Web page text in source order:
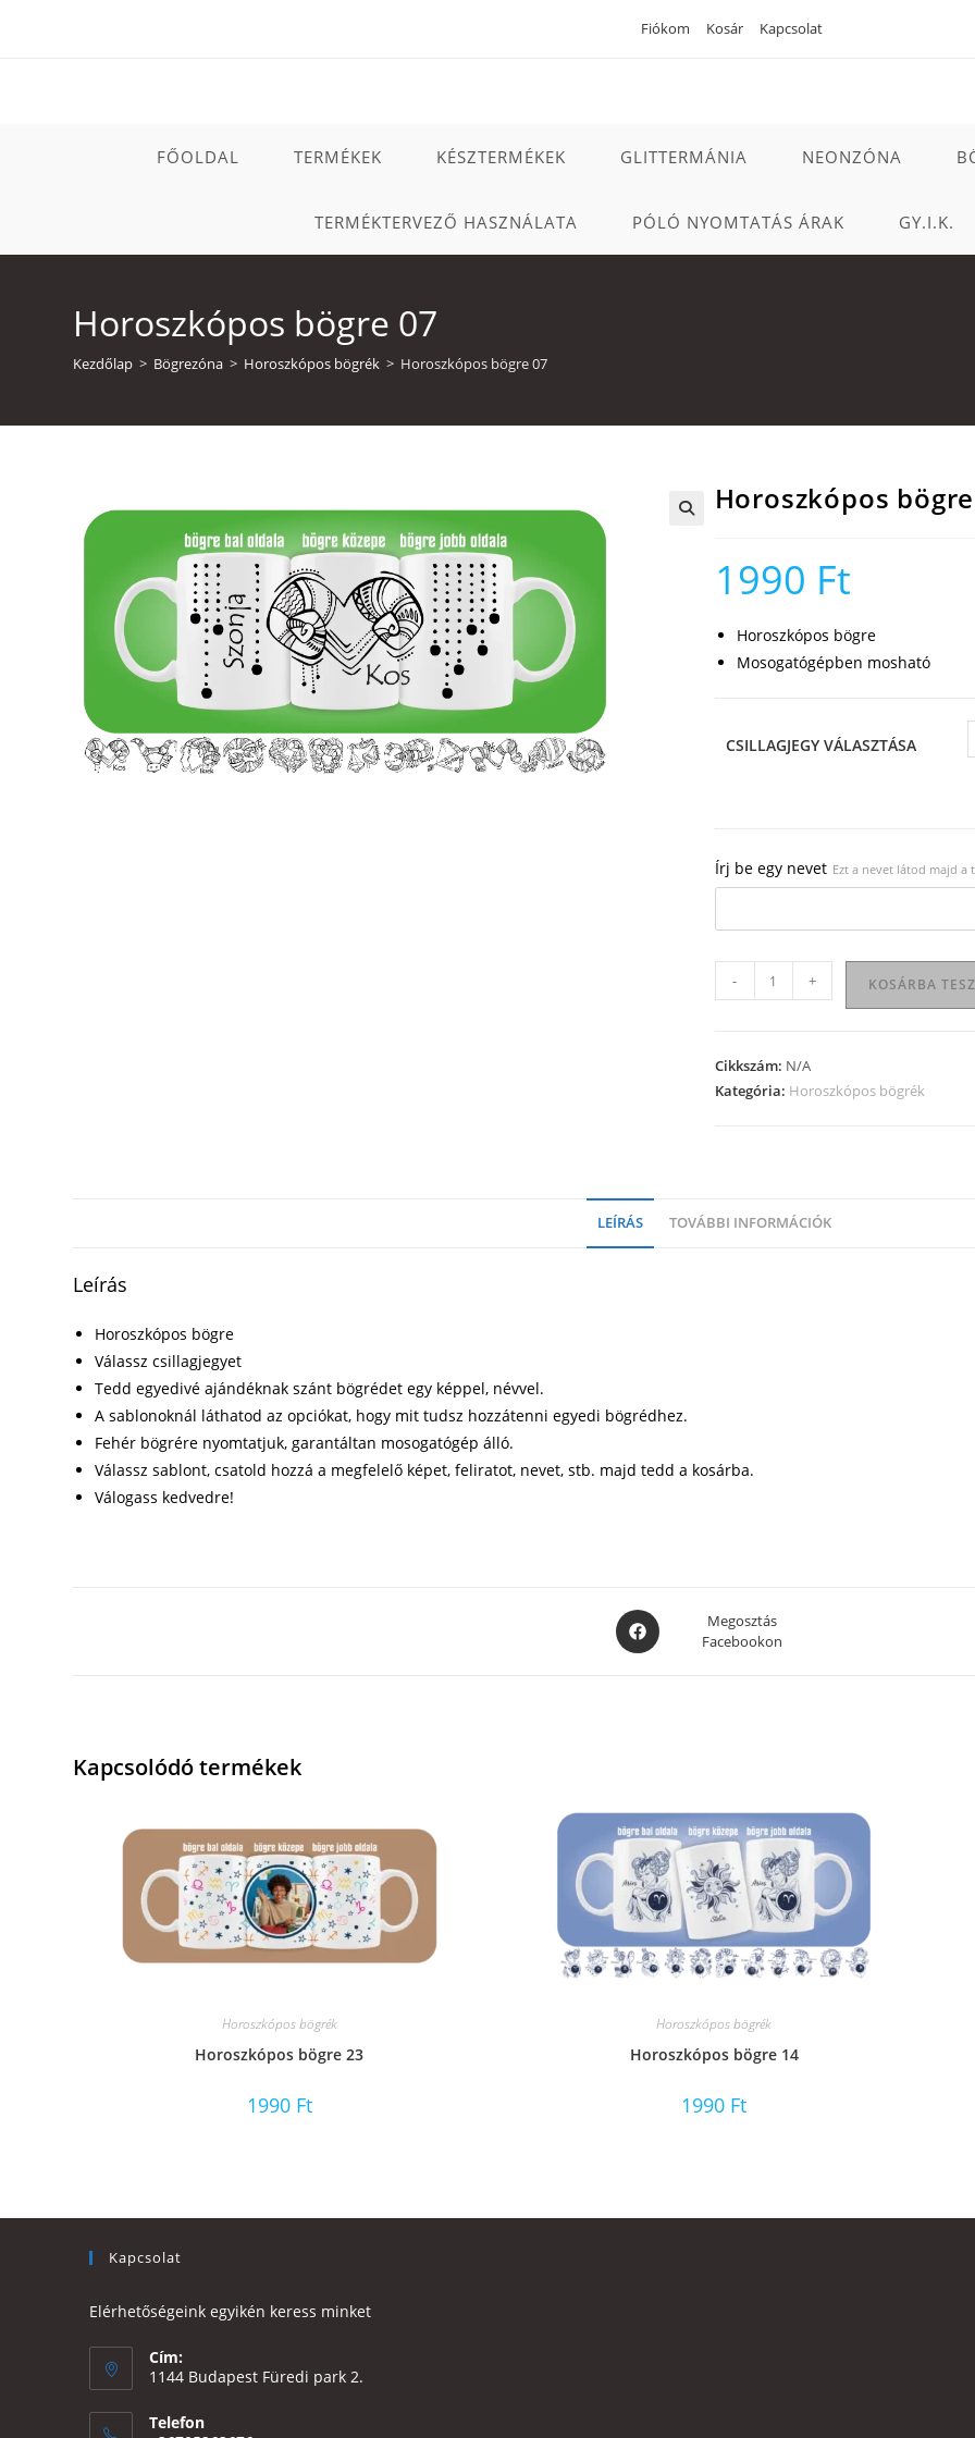
Fiókom Kosár Kapcsolat
FŐOLDAL TERMÉKEK KÉSZTERMÉKEK GLITTERMÁNIA NEONZÓNA
TERMÉKTERVEZŐ HASZNÁLATA PÓLÓ NYOMTATÁS ÁRAK GY.I.K.
Horoszkópos bögre 07
Kezdőlap > Bögrezóna > Horoszkópos bögrék > Horoszkópos bögre 07
Horoszkópos
1990 Ft
Horoszkópos bögre
Mosogatógépben mosható
CSILLAGJEGY VÁLASZTÁSA
Írj be egy nevet Ezt a nevet látod majd a
Horoszkópos
bögre
mennyiség
- + KOSÁRBA
Cikkszám: N/A
Kategória: Horoszkópos bögrék
LEÍRÁS TOVÁBBI INFORMÁCIÓK
Leírás
Horoszkópos bögre
Válassz csillagjegyet
Tedd egyedivé ajándéknak szánt bögrédet egy képpel, névvel.
A sablonoknál láthatod az opciókat, hogy mit tudsz hozzátenni egyedi bögrédhez.
Fehér bögrére nyomtatjuk, garantáltan mosogatógép álló.
Válassz sablont, csatold hozzá a megfelelő képet, feliratot, nevet, stb. majd tedd a kosárba.
Válogass kedvedre!
Opens
in
Megosztás
Facebookon
Kapcsolódó termékek
Horoszkópos bögrék
Horoszkópos bögre 23
1990 Ft
Horoszkópos bögrék
Horoszkópos bögre 14
1990 Ft
Kapcsolat
Elérhetőségeink egyikén keress minket
Cím:
1144 Budapest Füredi park 2.
Telefon